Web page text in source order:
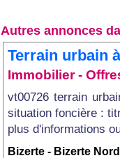
Autres annonces
Terrain urbain
Immobilier -
vt00726 terrain
situation foncière :
plus d'informations
Bizerte - Bizerte